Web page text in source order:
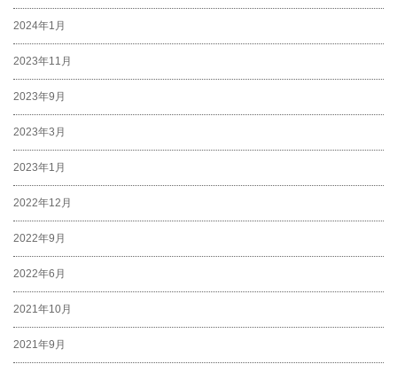
2024年1月
2023年11月
2023年9月
2023年3月
2023年1月
2022年12月
2022年9月
2022年6月
2021年10月
2021年9月